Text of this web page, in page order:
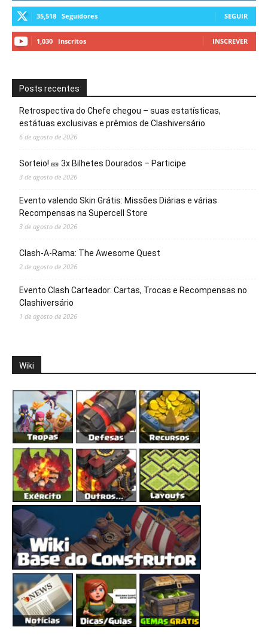
35,518 Seguidores SEGUIR
1,030 Inscritos INSCREVER
Posts recentes
Retrospectiva do Chefe chegou – suas estatísticas,
estátuas exclusivas e prêmios de Clashiversário
6 de agosto de 2026
Sorteio! 🎫 3x Bilhetes Dourados – Participe
3 de agosto de 2026
Evento valendo Skin Grátis: Missões Diárias e várias
Recompensas na Supercell Store
3 de agosto de 2026
Clash-A-Rama: The Awesome Quest
2 de agosto de 2026
Evento Clash Carteador: Cartas, Trocas e Recompensas no
Clashiversário
1 de agosto de 2026
Wiki